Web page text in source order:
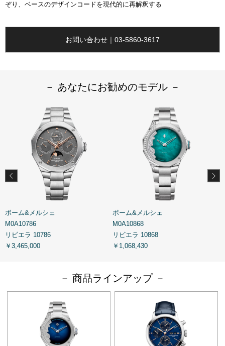
ぞり、ベースのデザインコードを現代的に再解釈する
お問い合わせ｜03-5860-3617
－ あなたにお勧めのモデル －
ボーム&メルシェ
M0A10786
リビエラ 10786
￥3,465,000
ボーム&メルシェ
M0A10868
リビエラ 10868
￥1,068,430
－ 商品ラインアップ －